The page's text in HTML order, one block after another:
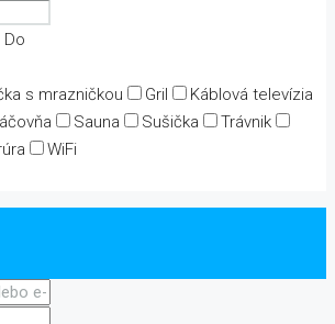
Do
s mrazničkou Gril
Káblová televízia
Sauna Sušička
Trávnik
WiFi